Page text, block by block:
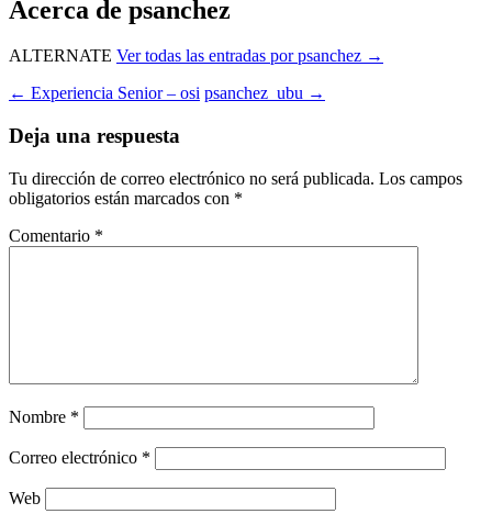
Acerca de psanchez
ALTERNATE Ver todas las entradas por psanchez →
Navegación
de
entradas
← Experiencia Senior – osi psanchez_ubu →
Deja una respuesta
Tu dirección de correo electrónico no será publicada. Los campos
obligatorios están marcados con *
Comentario *
Nombre *
Correo electrónico *
Web